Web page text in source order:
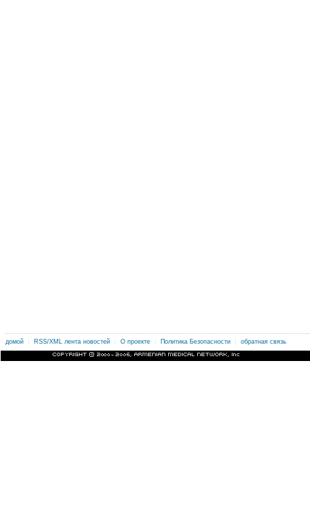
домой | RSS/XML лента новостей | О проекте | Политика Безопасности | обратная связь